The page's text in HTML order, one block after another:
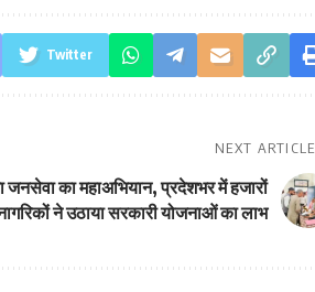
Twitter
NEXT ARTICLE
जनसेवा का महाअभियान, प्रदेशभर में हजारों
ने उठाया सरकारी योजनाओं का लाभ